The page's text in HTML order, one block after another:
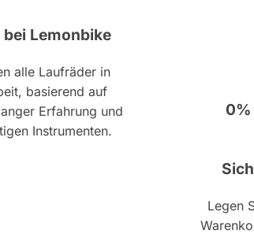
Lemonbike
alle Laufräder in
basierend auf
Erfahrung und
Instrumenten.
0%
Legen